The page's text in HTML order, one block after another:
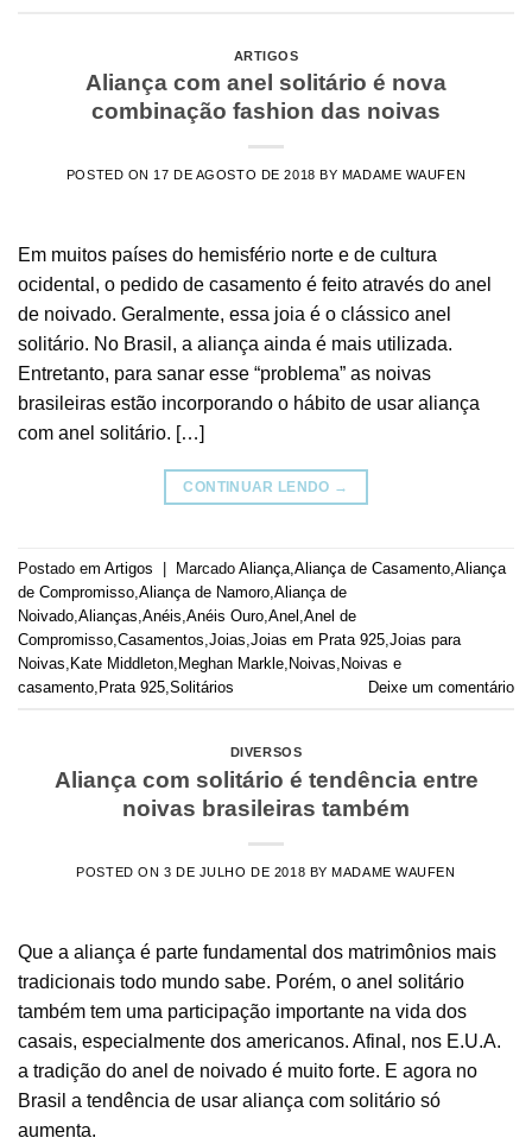
ARTIGOS
Aliança com anel solitário é nova
combinação fashion das noivas
POSTED ON 17 DE AGOSTO DE 2018 BY MADAME WAUFEN
Em muitos países do hemisfério norte e de cultura
ocidental, o pedido de casamento é feito através do anel
de noivado. Geralmente, essa joia é o clássico anel
solitário. No Brasil, a aliança ainda é mais utilizada.
Entretanto, para sanar esse “problema” as noivas
brasileiras estão incorporando o hábito de usar aliança
com anel solitário. […]
CONTINUAR LENDO →
Postado em Artigos | Marcado Aliança Aliança de Casamento Aliança
de Compromisso Aliança de Namoro Aliança de
Noivado Alianças Anéis Anéis Ouro Anel Anel de
Compromisso Casamentos Joias Joias em Prata 925 Joias para
Noivas Kate Middleton Meghan Markle Noivas Noivas e
casamento Prata 925 Solitários Deixe um comentário
DIVERSOS
Aliança com solitário é tendência entre
noivas brasileiras também
POSTED ON 3 DE JULHO DE 2018 BYMADAME WAUFEN
Que a aliança é parte fundamental dos matrimônios mais
tradicionais todo mundo sabe. Porém, o anel solitário
também tem uma participação importante na vida dos
casais, especialmente dos americanos. Afinal, nos E.U.A.
a tradição do anel de noivado é muito forte. E agora no
Brasil a tendência de usar aliança com solitário só
aumenta.